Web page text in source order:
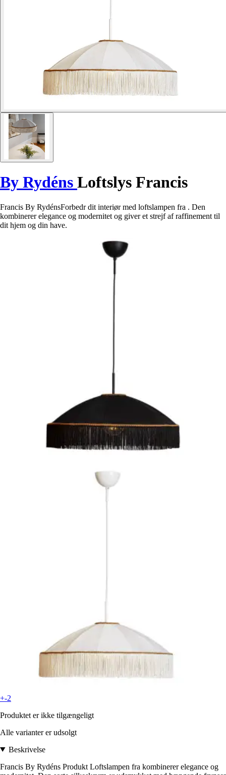
By Rydéns Loftslys Francis
Francis By RydénsForbedr dit interiør med loftslampen fra . Den
kombinerer elegance og modernitet og giver et strejf af raffinement til
dit hjem og din have.
+-2
Produktet er ikke tilgængeligt
Alle varianter er udsolgt
Beskrivelse
Francis By Rydéns Produkt Loftslampen fra kombinerer elegance og